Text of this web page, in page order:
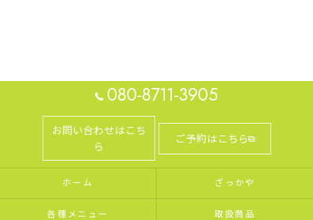
080-8711-3905
お問い合わせはこち
ら
ご予約はこちら
ホーム ざっかや
各種メニュー 取扱商品